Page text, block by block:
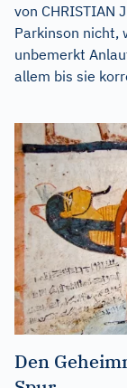
von CHRISTIAN
Parkinson nicht,
unbemerkt
allem bis sie
Den